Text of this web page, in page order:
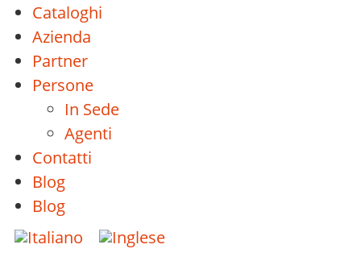
Cataloghi
Azienda
Partner
Persone
In Sede
Agenti
Contatti
Blog
Blog